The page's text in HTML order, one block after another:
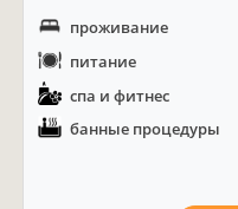
проживание
питание
спа и фитнес
банные процедуры